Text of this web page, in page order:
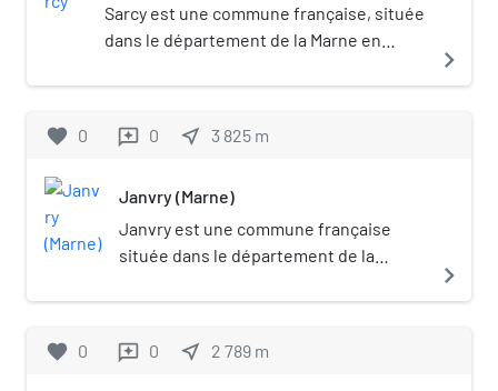
Sarcy est une commune française, située
dans le département de la Marne en
navigate_next
favorite 0 reviews 0 near_me 3 825 m
Janvry (Marne)
Janvry est une commune française
située dans le département de la
navigate_next
favorite 0 reviews 0 near_me 2 789 m